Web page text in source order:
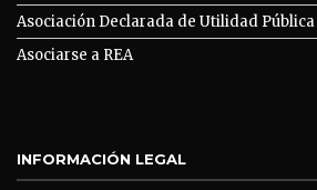
Asociación Declarada de Utilidad Pública
Asociarse a REA
INFORMACIÓN LEGAL